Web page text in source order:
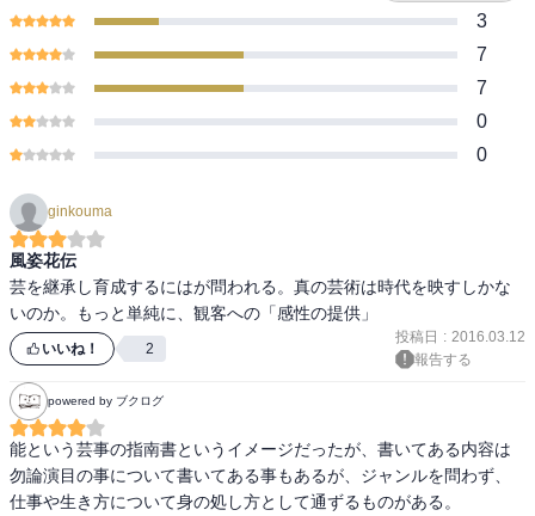
3
7
7
0
0
ginkouma
風姿花伝
芸を継承し育成するにはが問われる。真の芸術は時代を映すしかな
いのか。もっと単純に、観客への「感性の提供」
いいね！ 2
投稿日 : 2016.03.12
報告する
powered by ブクログ
能という芸事の指南書というイメージだったが、書いてある内容は
勿論演目の事について書いてある事もあるが、ジャンルを問わず、
仕事や生き方について身の処し方として通ずるものがある。